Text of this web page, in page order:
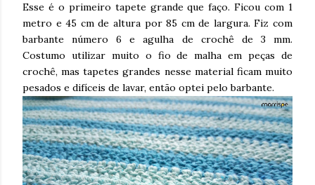
Esse é o primeiro tapete grande que faço. Ficou com 1
metro e 45 cm de altura por 85 cm de largura. Fiz com
barbante número 6 e agulha de crochê de 3 mm.
Costumo utilizar muito o fio de malha em peças de
crochê, mas tapetes grandes nesse material ficam muito
pesados e difíceis de lavar, então optei pelo barbante.